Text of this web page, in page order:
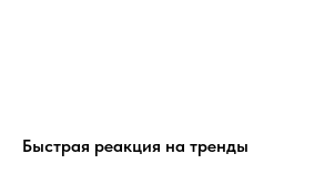
Быстрая реакция на тренды